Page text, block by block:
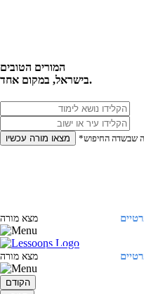
המורים הטובים
בישראל, במקום אחד.
מצאו מורה עכשיו שבשדה החיפוש
מצא מורה
מצא מורה
הקודם